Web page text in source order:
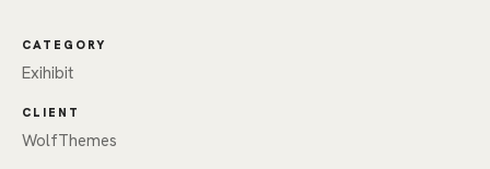
CATEGORY
Exihibit
CLIENT
WolfThemes